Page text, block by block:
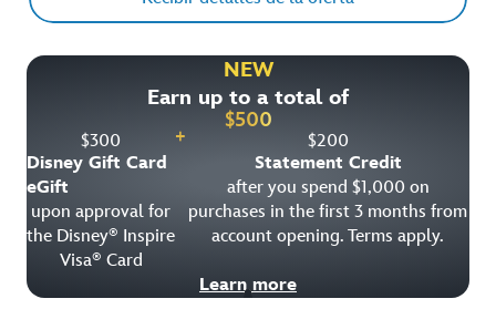
NEW
Earn up to a total of
$500
$300
Disney Gift Card
eGift
upon approval for
the Disney® Inspire
Visa® Card
+ $200
Statement Credit
after you spend $1,000 on
purchases in the first 3 months from
account opening. Terms apply.
Learn more